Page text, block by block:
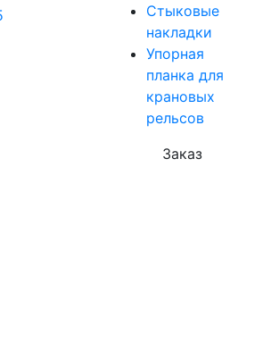
Стыковые
накладки
Упорная
планка для
крановых
рельсов
Заказ